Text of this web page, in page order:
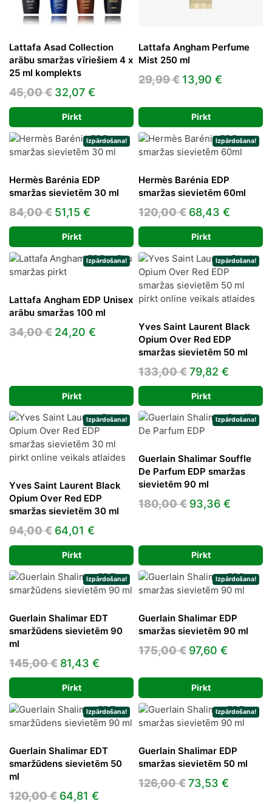
Lattafa Asad Collection
arābu smaržas vīriešiem 4 x
25 ml komplekts
45,00€ Original
price
was:
45,00 €.
32,07 €
price
is:
32,07 €.
Pirkt
Lattafa Angham Perfume
Mist 250 ml
29,99€ Original
was:
29,99 €.
13,90 €
13,90 €.
Pirkt
Izpārdošana!
Hermès Barénia EDP
smaržas sievietēm 30 ml
84,00€ Original
price
was:
84,00 €.
51,15 €
price
is:
51,15 €.
Pirkt
Izpārdošana!
Hermès Barénia EDP
smaržas sievietēm 60ml
120,00€ Original
price
was:
120,00 €.
68,43 €
price
is:
68,43
Pirkt
Izpārdošana!
Lattafa Angham EDP Unisex
arābu smaržas 100 ml
34,00€ Original
24,20 €
Pirkt
Izpārdošana!
Yves Saint Laurent Black
Opium Over Red EDP
smaržas sievietēm 50 ml
133,00€Original
price
was:
133,00 €.
79,82 €
price
is:
79,82 €.
Pirkt
Izpārdošana!
Yves Saint Laurent Black
Opium Over Red EDP
smaržas sievietēm 30 ml
94,00€ Original
price
was:
94,00 €.
64,01 €
price
is:
64,01 €.
Pirkt
Izpārdošana!
Guerlain Shalimar Souffle
De Parfum EDP smaržas
sievietēm 90 ml
180,00€ Original
180,00 €.
93,36 €
93,36
Pirkt
Izpārdošana!
Guerlain Shalimar EDT
smaržūdens sievietēm 90
ml
145,00€ Original
price
was:
145,00 €.
81,43 €
price
is:
81,43 €.
Pirkt
Izpārdošana!
Guerlain Shalimar EDP
smaržas sievietēm 90 ml
175,00€ Original
was:
175,00 €.
97,60 €
97,60 €.
Pirkt
Izpārdošana!
Guerlain Shalimar EDT
smaržūdens sievietēm 50
ml
120,00€ Original
64,81 €
Izpārdošana!
Guerlain Shalimar EDP
smaržas sievietēm 50 ml
126,00€Original
73,53 €